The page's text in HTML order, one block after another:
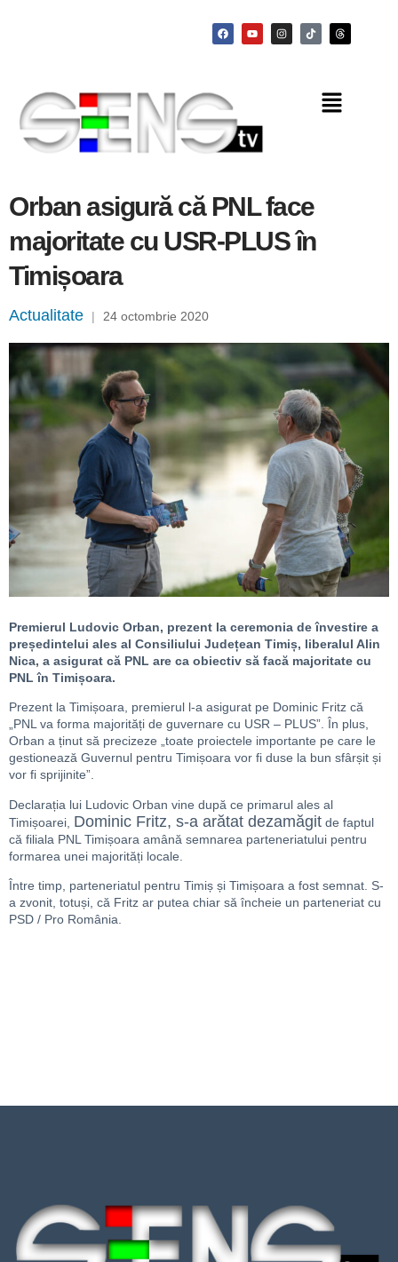
Orban asigură că PNL face
majoritate cu USR-PLUS în
Timișoara
Actualitate | 24 octombrie 2020
Premierul Ludovic Orban, prezent la ceremonia de învestire a
președintelui ales al Consiliului Județean Timiș, liberalul Alin
Nica, a asigurat că PNL are ca obiectiv să facă majoritate cu
PNL în Timișoara.
Prezent la Timișoara, premierul l-a asigurat pe Dominic Fritz că
„PNL va forma majorități de guvernare cu USR – PLUS”. În plus,
Orban a ținut să precizeze „toate proiectele importante pe care le
gestionează Guvernul pentru Timișoara vor fi duse la bun sfârșit și
vor fi sprijinite”.
Declarația lui Ludovic Orban vine după ce primarul ales al
Timișoarei, Dominic Fritz, s-a arătat dezamăgit de faptul
că filiala PNL Timișoara amână semnarea parteneriatului pentru
formarea unei majorități locale.
Între timp, parteneriatul pentru Timiș și Timișoara a fost semnat. S-
a zvonit, totuși, că Fritz ar putea chiar să încheie un parteneriat cu
PSD / Pro România.